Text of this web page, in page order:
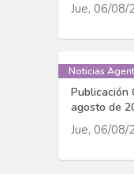
Jue, 06/08/
Noticias
Publicación
agosto de
Jue, 06/08/